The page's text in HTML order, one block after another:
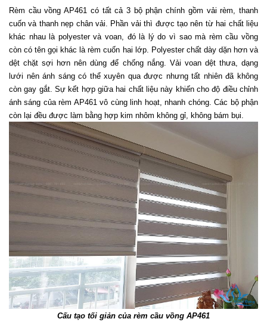
Rèm cầu vồng AP461 có tất cả 3 bộ phận chính gồm vải rèm, thanh
cuốn và thanh nẹp chân vải. Phần vải thì được tạo nên từ hai chất liệu
khác nhau là polyester và voan, đó là lý do vì sao mà rèm cầu vồng
còn có tên gọi khác là rèm cuốn hai lớp. Polyester chất dày dặn hơn và
dệt chặt sợi hơn nên dùng để chống nắng. Vải voan dệt thưa, dạng
lưới nên ánh sáng có thể xuyên qua được nhưng tất nhiên đã không
còn gay gắt. Sự kết hợp giữa hai chất liệu này khiến cho độ điều chỉnh
ánh sáng của rèm AP461 vô cùng linh hoạt, nhanh chóng. Các bộ phận
còn lại đều được làm bằng hợp kim nhôm không gỉ, không bám bụi.
Cấu tạo tối giản của rèm cầu vồng AP461